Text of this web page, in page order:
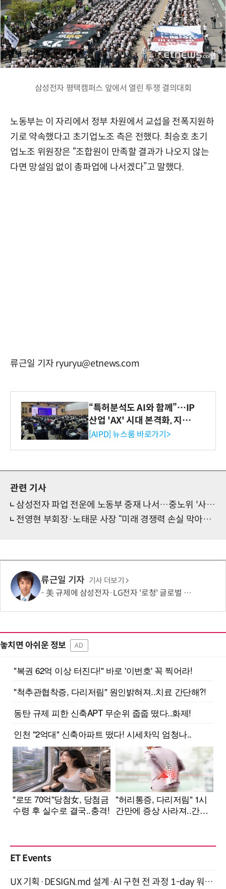
삼성전자 평택캠퍼스 앞에서 열린 투쟁 결의대회
노동부는 이 자리에서 정부 차원에서 교섭을 전폭지원하
기로 약속했다고 초기업노조 측은 전했다. 최승호 초기
업노조 위원장은 “조합원이 만족할 결과가 나오지 않는
다면 망설임 없이 총파업에 나서겠다”고 말했다.
류근일 기자 ryuryu@etnews.com
“특허분석도 AI와 함께”…IP
산업 'AX' 시대 본격화, 지식
재산처 1호 AI IP데이터분석
[AIPD] 뉴스룸 바로가기>
관련 기사
삼성전자 파업 전운에 노동부 중재 나서…중노위 '사후조정' 재가동 타진
전영현 부회장·노태문 사장 “미래 경쟁력 손실 막아야…노조와 열린 자세로 협의”
류근일 기자 기사 더보기
美 규제에 삼성전자·LG전자 '로청' 글로벌 출시 늦춘다…“공급망 재편부터”
놓치면 아쉬운 정보 AD
ET Events
UX 기획·DESIGN.md 설계·AI 구현 전 과정 1-day 워크숍 with Claude Code·Codex 9월 15일 개최